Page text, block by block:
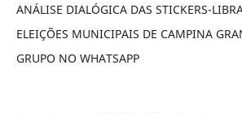
ANÁLISE DIALÓGICA DAS STICKERS-
ELEIÇÕES MUNICIPAIS DE CAMPINA
GRUPO NO WHATSAPP